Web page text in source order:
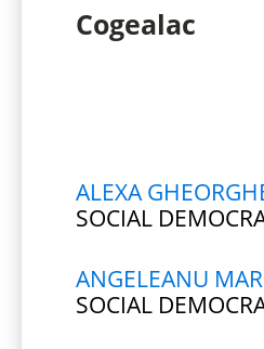
Cogealac
ALEXA
SOCIAL
ANGELEANU
SOCIAL